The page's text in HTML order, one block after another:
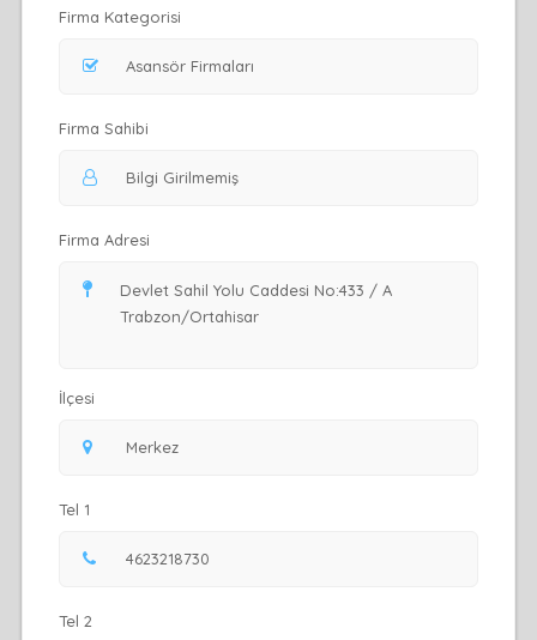
Firma Kategorisi
Firma Sahibi
Firma Adresi
İlçesi
Tel 1
Tel 2